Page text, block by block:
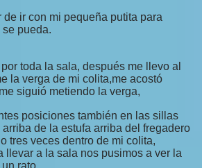
de ir con mi pequeña putita para
pueda.
toda la sala, después me llevo al
la verga de mi colita,me acostó
siguió metiendo la verga,
posiciones también en las sillas
de la estufa arriba del fregadero
tres veces dentro de mi colita,
llevar a la sala nos pusimos a ver la
rato,